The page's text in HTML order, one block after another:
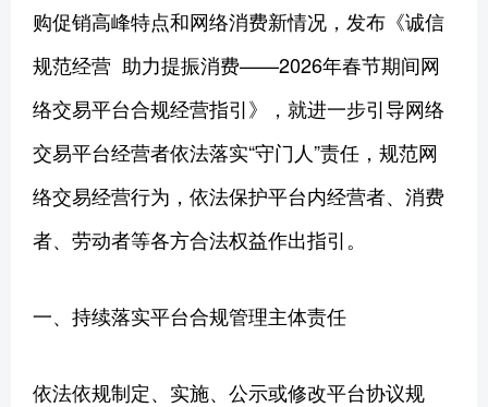
购促销高峰特点和网络消费新情况，发布《诚信
规范经营 助力提振消费——2026年春节期间网
络交易平台合规经营指引》，就进一步引导网络
交易平台经营者依法落实“守门人”责任，规范网
络交易经营行为，依法保护平台内经营者、消费
者、劳动者等各方合法权益作出指引。
一、持续落实平台合规管理主体责任
依法依规制定、实施、公示或修改平台协议规